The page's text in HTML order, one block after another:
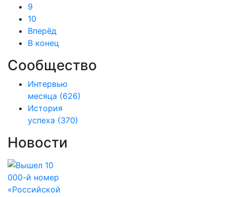
9
10
Вперёд
В конец
Сообщество
Интервью
месяца (626)
История
успеха (370)
Новости